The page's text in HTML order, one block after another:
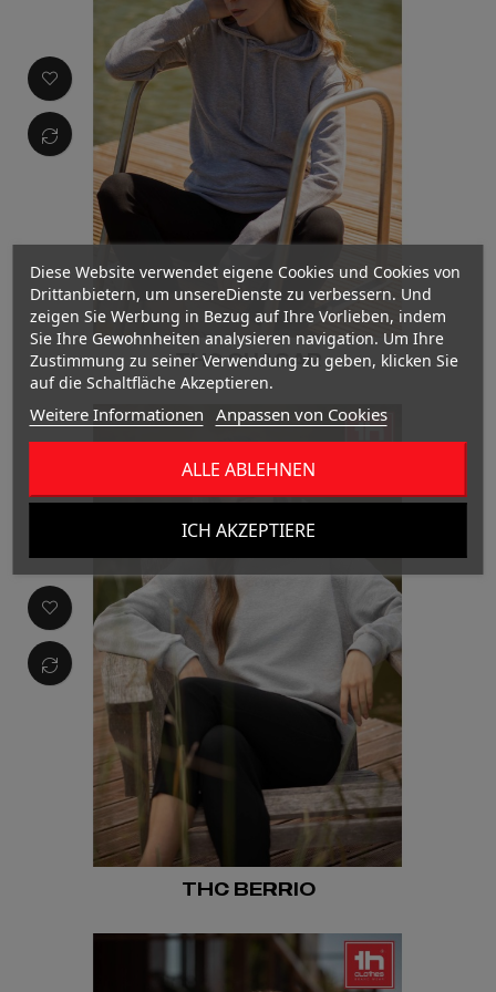
THC QUASAR
THC BERRIO
Diese Website verwendet eigene Cookies und Cookies von
Drittanbietern, um unsereDienste zu verbessern. Und
zeigen Sie Werbung in Bezug auf Ihre Vorlieben, indem
Sie Ihre Gewohnheiten analysieren navigation. Um Ihre
Zustimmung zu seiner Verwendung zu geben, klicken Sie
auf die Schaltfläche Akzeptieren.
Weitere Informationen Anpassen von Cookies
ALLE ABLEHNEN
ICH AKZEPTIERE